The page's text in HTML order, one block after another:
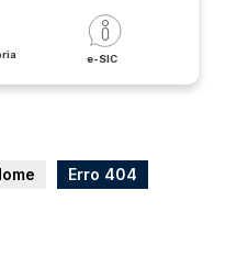
e-SIC
Erro 404